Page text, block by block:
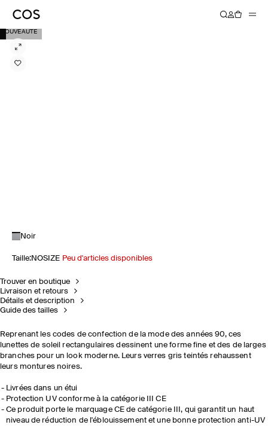
NOUVEAUTÉ
Noir
Taille:NOSIZE Peu d'articles disponibles
Trouver en boutique
Livraison et retours
Détails et description
Guide des tailles
Reprenant les codes de confection de la mode des années 90, ces
lunettes de soleil rectangulaires dessinent une forme fine et des de larges
branches pour un look moderne. Leurs verres gris teintés rehaussent
leurs montures noires.
Livrées dans un étui
Protection UV conforme à la catégorie III CE
Ce produit porte le marquage CE de catégorie III, qui garantit un haut
niveau de réduction de l'éblouissement et une bonne protection anti-UV